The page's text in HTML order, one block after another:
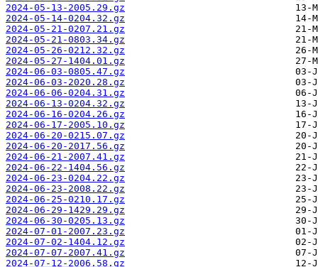
2024-05-13-2005.29.gz
2024-05-14-0204.32.gz
2024-05-21-0207.21.gz
2024-05-21-0803.34.gz
2024-05-26-0212.32.gz
2024-05-27-1404.01.gz
2024-06-03-0805.47.gz
2024-06-03-2020.28.gz
2024-06-06-0204.31.gz
2024-06-13-0204.32.gz
2024-06-16-0204.26.gz
2024-06-17-2005.10.gz
2024-06-20-0215.07.gz
2024-06-20-2017.56.gz
2024-06-21-2007.41.gz
2024-06-22-1404.56.gz
2024-06-23-0204.22.gz
2024-06-23-2008.22.gz
2024-06-25-0210.17.gz
2024-06-29-1429.29.gz
2024-06-30-0205.13.gz
2024-07-01-2007.23.gz
2024-07-02-1404.12.gz
2024-07-07-2007.41.gz
2024-07-12-2006.58.gz